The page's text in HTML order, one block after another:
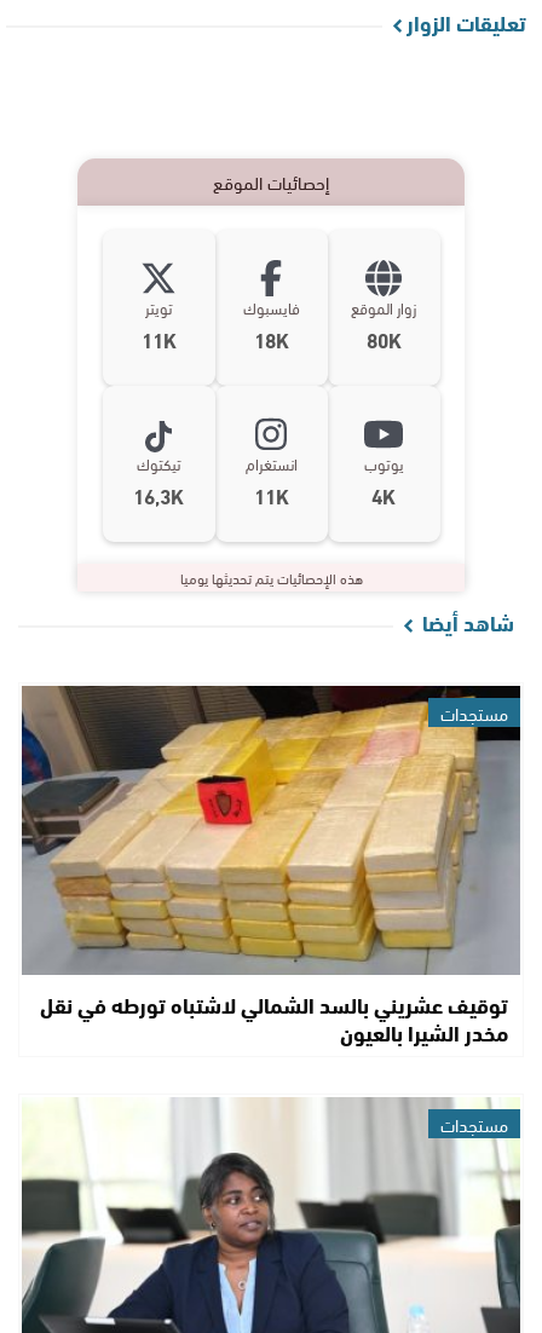
تعليقات الزوار
إحصائيات الموقع
زوار الموقع
80K
فايسبوك
18K
تويتر
11K
يوتوب
4K
انستغرام
11K
تيكتوك
16,3K
هذه الإحصائيات يتم تحديثها يوميا
شاهد أيضا
مستجدات
توقيف عشريني بالسد الشمالي لاشتباه تورطه في نقل
مخدر الشيرا بالعيون
مستجدات